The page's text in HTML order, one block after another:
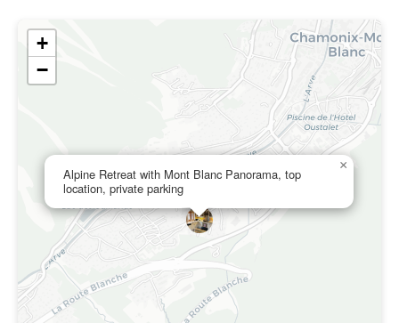
Alpine Retreat with Mont Blanc Panorama, top
location, private parking
×
+
−